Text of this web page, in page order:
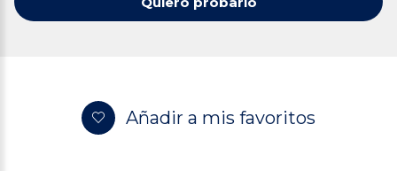
Añadir a mis favoritos